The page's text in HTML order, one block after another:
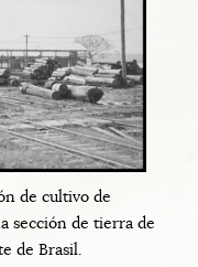
de cultivo de
sección de tierra de
de Brasil.